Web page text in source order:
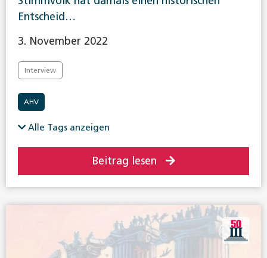
Entscheid…
3. November 2022
Interview
AHV
Alle Tags anzeigen
Beitrag lesen